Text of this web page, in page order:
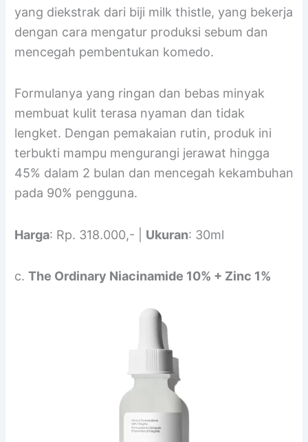
yang diekstrak dari biji milk thistle, yang bekerja
dengan cara mengatur produksi sebum dan
mencegah pembentukan komedo.
Formulanya yang ringan dan bebas minyak
membuat kulit terasa nyaman dan tidak
lengket. Dengan pemakaian rutin, produk ini
terbukti mampu mengurangi jerawat hingga
45% dalam 2 bulan dan mencegah kekambuhan
pada 90% pengguna.
Harga: Rp. 318.000,- | Ukuran: 30ml
c. The Ordinary Niacinamide 10% + Zinc 1%